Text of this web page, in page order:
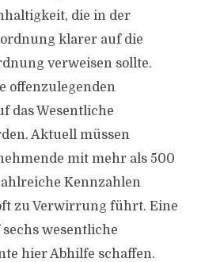
die in der
klarer auf die
verweisen sollte.
offenzulegenden
das Wesentliche
Aktuell müssen
mit mehr als 500
Kennzahlen
zu Verwirrung führt. Eine
wesentliche
hier Abhilfe schaffen.